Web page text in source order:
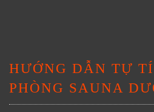
HƯỚNG DẪN TỰ
PHÒNG SAUNA